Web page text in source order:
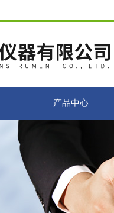
产品中心